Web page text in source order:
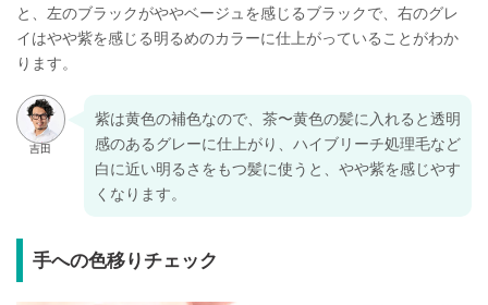
と、左のブラックがややベージュを感じるブラックで、右のグレ
イはやや紫を感じる明るめのカラーに仕上がっていることがわか
ります。
紫は黄色の補色なので、茶〜黄色の髪に入れると透明
感のあるグレーに仕上がり、ハイブリーチ処理毛など
白に近い明るさをもつ髪に使うと、やや紫を感じやす
くなります。
手への色移りチェック